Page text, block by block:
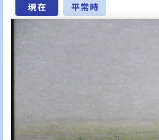
現在 平常時